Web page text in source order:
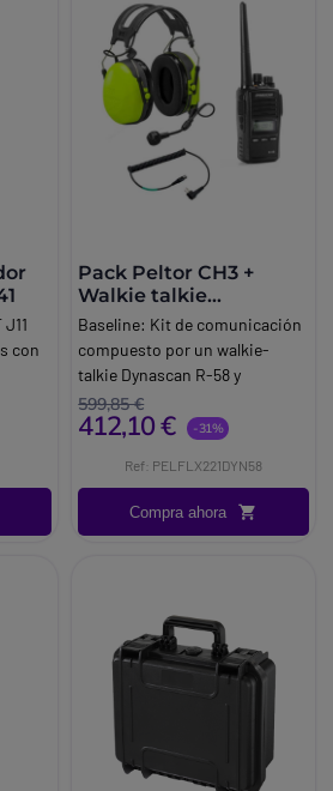
con
Pack Peltor CH3 +
Walkie talkie
Dynascan R58
Baseline: Kit de comunicación
compuesto por un walkie-
talkie Dynascan R-58 y
auriculares 3M Peltor CH-3 con
cable FLEX incluido
Sin licencia
599,85 €
412,10 € -31%
Ref: PELFLX221DYN58
Compra ahora